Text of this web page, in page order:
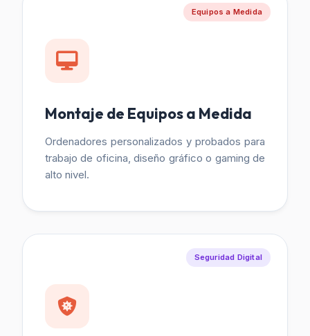
Equipos a Medida
Montaje de Equipos a Medida
Ordenadores personalizados y probados para
trabajo de oficina, diseño gráfico o gaming de
alto nivel.
Seguridad Digital